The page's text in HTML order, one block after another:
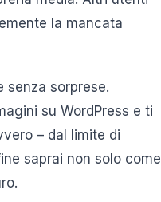
la mancata
senza sorprese.
su WordPress e ti
– dal limite di
saprai non solo come